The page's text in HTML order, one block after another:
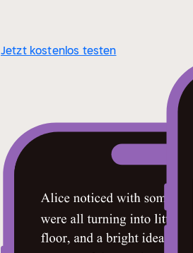
Jetzt kostenlos testen